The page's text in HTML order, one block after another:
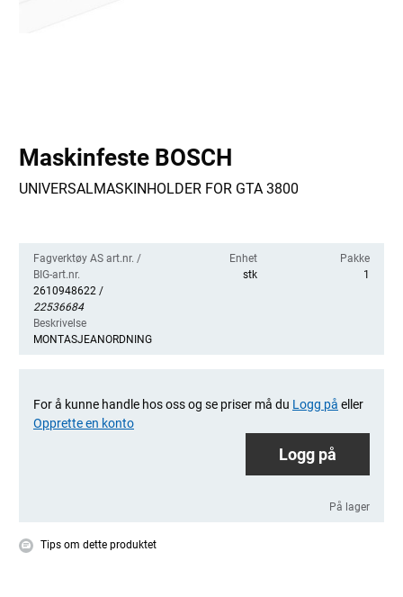
Maskinfeste BOSCH
UNIVERSALMASKINHOLDER FOR GTA 3800
Fagverktøy AS art.nr. /
BIG-art.nr.
2610948622 /
22536684
Enhet
stk
Pakke
1
Beskrivelse
MONTASJEANORDNING
For å kunne handle hos oss og se priser må du Logg på eller
Opprette en konto
Logg på
På lager
Tips om dette produktet